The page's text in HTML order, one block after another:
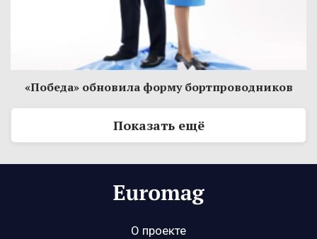
«Победа» обновила форму бортпроводников
Показать ещё
О проекте